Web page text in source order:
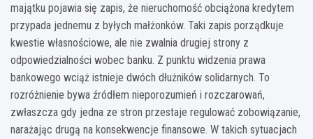
majątku pojawia się zapis, że nieruchomość obciążona kredytem
przypada jednemu z byłych małżonków. Taki zapis porządkuje
kwestie własnościowe, ale nie zwalnia drugiej strony z
odpowiedzialności wobec banku. Z punktu widzenia prawa
bankowego wciąż istnieje dwóch dłużników solidarnych. To
rozróżnienie bywa źródłem nieporozumień i rozczarowań,
zwłaszcza gdy jedna ze stron przestaje regulować zobowiązanie,
narażając drugą na konsekwencje finansowe. W takich sytuacjach